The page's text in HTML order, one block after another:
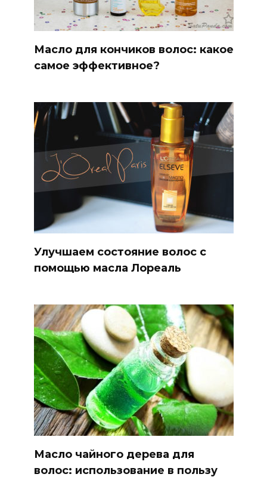
Масло для кончиков волос: какое
самое эффективное?
Улучшаем состояние волос с
помощью масла Лореаль
Масло чайного дерева для
волос: использование в пользу